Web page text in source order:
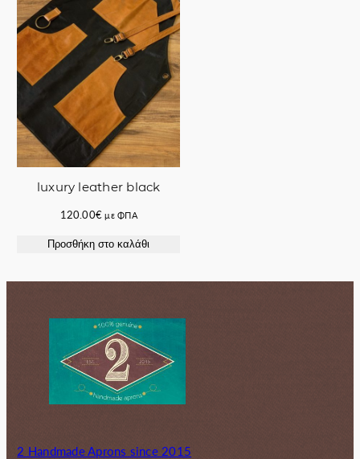
luxury leather black
120.00€ με ΦΠΑ
Προσθήκη στο καλάθι
2 Handmade Aprons since 2015